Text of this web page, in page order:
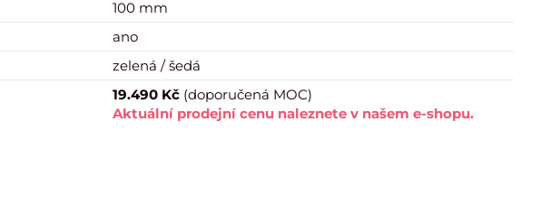
100 mm
ano
zelená / šedá
19.490 Kč(doporučená MOC)
Aktuální prodejní cenu naleznete v našem e-shopu.